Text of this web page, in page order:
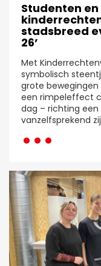
Studenten
stadsbreed
26’
Met
symbolisch
grote bewegingen
een rimpeleffect
dag – richting
vanzelfsprekend
···